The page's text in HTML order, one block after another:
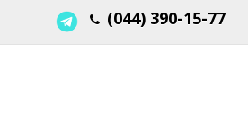
(044) 390-15-77